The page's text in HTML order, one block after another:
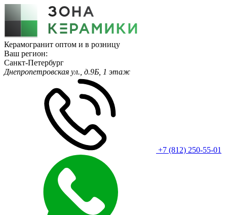
Керамогранит оптом и в розницу
Ваш регион:
Санкт-Петербург
Днепропетровская ул., д.9Б, 1 этаж
+7 (812) 250-55-01